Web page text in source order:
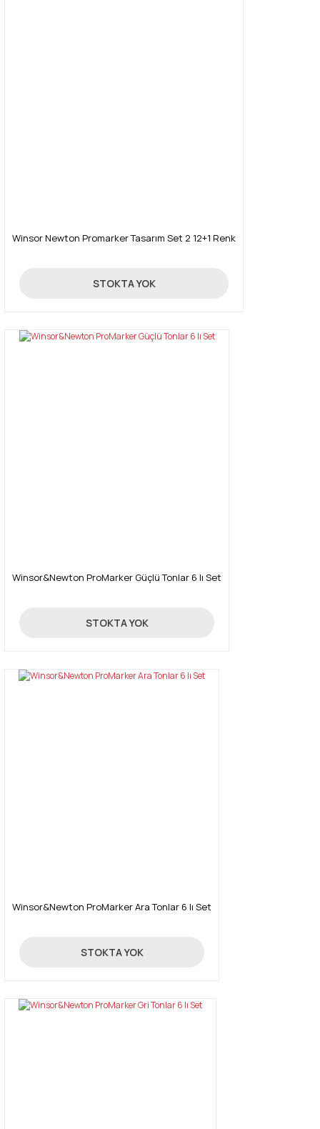
Winsor Newton Promarker Tasarım Set 2 12+1 Renk
214,30 TL
STOKTA YOK
Winsor&Newton ProMarker Güçlü Tonlar 6 lı Set
131,18 TL
STOKTA YOK
Winsor&Newton ProMarker Ara Tonlar 6 lı Set
131,18 TL
STOKTA YOK